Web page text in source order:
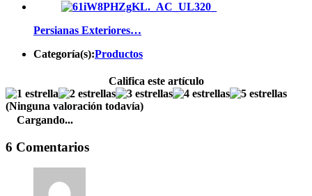
Persianas Exteriores…
Categoría(s):Productos
Califica este artículo
(Ninguna valoración todavía)
Cargando...
6 Comentarios